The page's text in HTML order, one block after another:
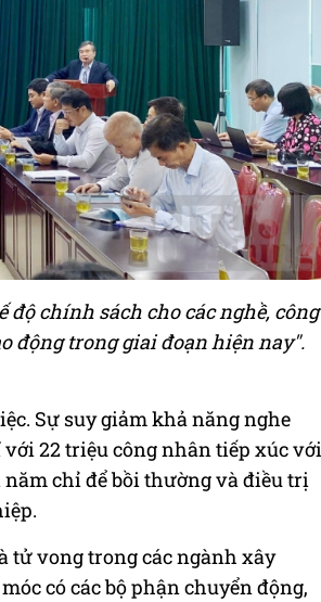
độ chính sách cho các nghề, công
động trong giai đoạn hiện nay".
Sự suy giảm khả năng nghe
22 triệu công nhân tiếp xúc với
chỉ để bồi thường và điều trị
tử vong trong các ngành xây
có các bộ phận chuyển động,